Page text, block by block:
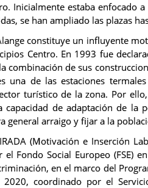
Inicialmente estaba enfocado
se han ampliado las plazas
constituye un influyente
Centro. En 1993 fue
combinación de sus
una de las estaciones
turístico de la zona. Por
capacidad de adaptación de la
general arraigo y fijar a la
(Motivación e Inserción
el Fondo Social Europeo (FSE)
en el marco del
2020, coordinado por el